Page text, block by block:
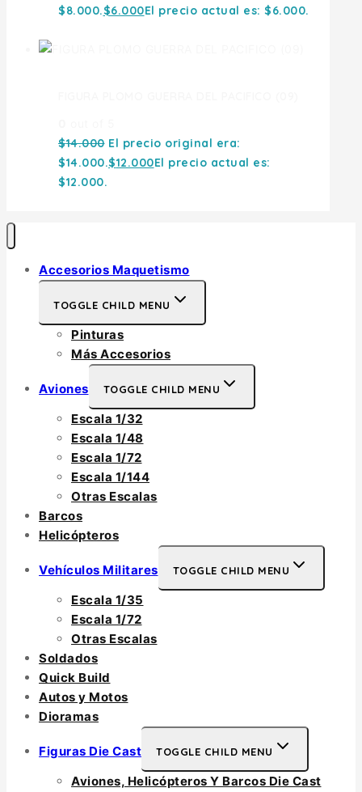
$8.000.$6.000El precio actual es: $6.000.
$14.000 El precio original era:
$14.000.$12.000El precio actual es:
$12.000.
Accesorios Maquetismo
TOGGLE CHILD MENU
Pinturas
Más Accesorios
Aviones TOGGLE CHILD MENU
Escala 1/32
Escala 1/48
Escala 1/72
Escala 1/144
Otras Escalas
Barcos
Helicópteros
Vehículos Militares TOGGLE CHILD MENU
Escala 1/35
Escala 1/72
Otras Escalas
Soldados
Quick Build
Autos y Motos
Dioramas
Figuras Die Cast TOGGLE CHILD MENU
Aviones, Helicópteros Y Barcos Die Cast